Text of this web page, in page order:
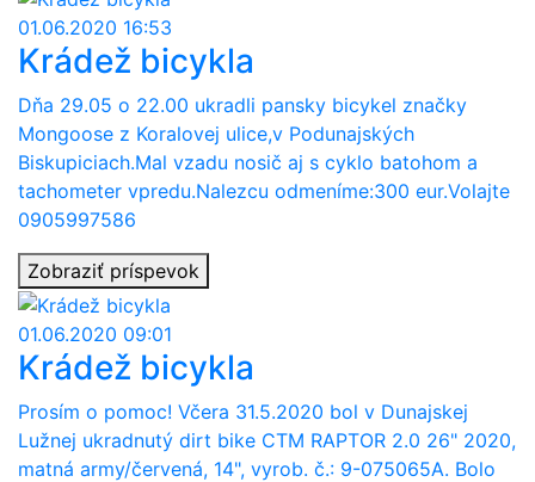
01.06.2020 16:53
Krádež bicykla
Dňa 29.05 o 22.00 ukradli pansky bicykel značky
Mongoose z Koralovej ulice,v Podunajských
Biskupiciach.Mal vzadu nosič aj s cyklo batohom a
tachometer vpredu.Nalezcu odmeníme:300 eur.Volajte
0905997586
Zobraziť príspevok
01.06.2020 09:01
Krádež bicykla
Prosím o pomoc! Včera 31.5.2020 bol v Dunajskej
Lužnej ukradnutý dirt bike CTM RAPTOR 2.0 26" 2020,
matná army/červená, 14", vyrob. č.: 9-075065A. Bolo